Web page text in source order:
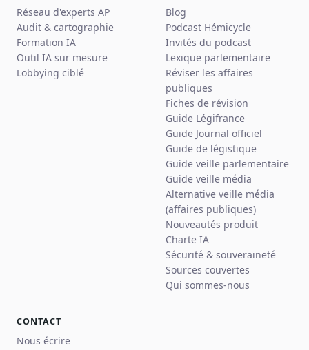
Réseau d'experts AP
Audit & cartographie
Formation IA
Outil IA sur mesure
Lobbying ciblé
Blog
Podcast Hémicycle
Invités du podcast
Lexique parlementaire
Réviser les affaires
publiques
Fiches de révision
Guide Légifrance
Guide Journal officiel
Guide de légistique
Guide veille parlementaire
Guide veille média
Alternative veille média
(affaires publiques)
Nouveautés produit
Charte IA
Sécurité & souveraineté
Sources couvertes
Qui sommes-nous
CONTACT
Nous écrire